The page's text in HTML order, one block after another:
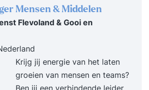
te doorbreken de juiste
om ideeën te laten
te helpen de structuur van
hoe je van een ‘wild’ idee
idee maakt Hierdoor
tools in handen die je creatieve
Mensen & Middelen
Flevoland & Gooi en
Krijg jij energie van het laten
groeien van mensen en teams?